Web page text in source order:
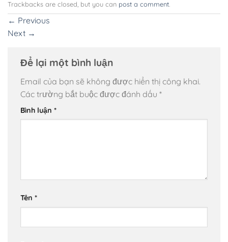
Trackbacks are closed, but you can post a comment.
← Previous
Next →
Để lại một bình luận
Email của bạn sẽ không được hiển thị công khai.
Các trường bắt buộc được đánh dấu *
Bình luận *
Tên *